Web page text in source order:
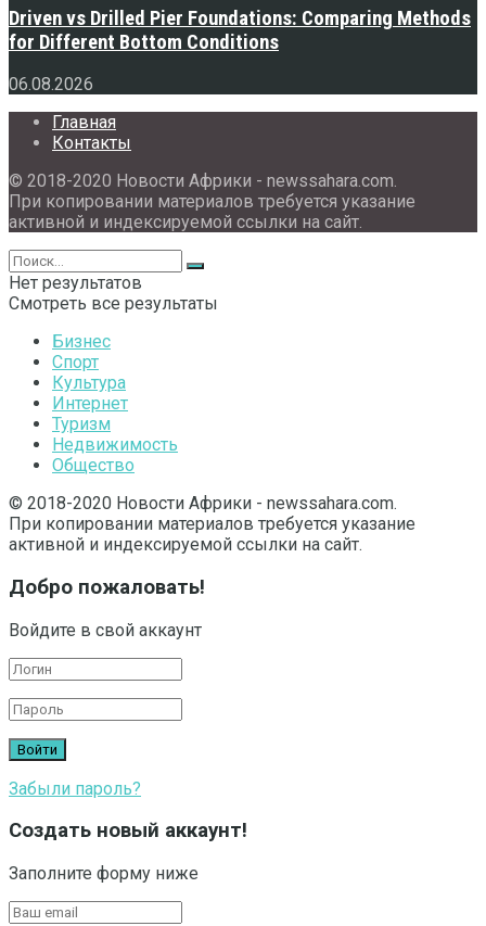
Driven vs Drilled Pier Foundations: Comparing Methods
for Different Bottom Conditions
06.08.2026
Главная
Контакты
© 2018-2020 Новости Африки - newssahara.com.
При копировании материалов требуется указание
активной и индексируемой ссылки на сайт.
Нет результатов
Смотреть все результаты
Бизнес
Спорт
Культура
Интернет
Туризм
Недвижимость
Общество
© 2018-2020 Новости Африки - newssahara.com.
При копировании материалов требуется указание
активной и индексируемой ссылки на сайт.
Добро пожаловать!
Войдите в свой аккаунт
Забыли пароль?
Создать новый аккаунт!
Заполните форму ниже